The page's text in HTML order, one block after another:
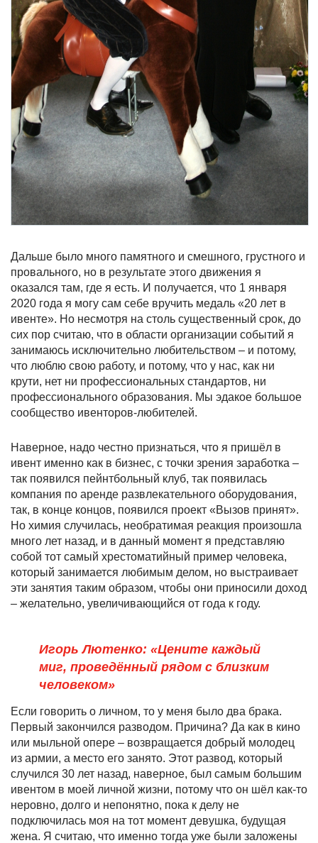
Дальше было много памятного и смешного, грустного и
провального, но в результате этого движения я
оказался там, где я есть. И получается, что 1 января
2020 года я могу сам себе вручить медаль «20 лет в
ивенте». Но несмотря на столь существенный срок, до
сих пор считаю, что в области организации событий я
занимаюсь исключительно любительством – и потому,
что люблю свою работу, и потому, что у нас, как ни
крути, нет ни профессиональных стандартов, ни
профессионального образования. Мы эдакое большое
сообщество ивенторов-любителей.
Наверное, надо честно признаться, что я пришёл в
ивент именно как в бизнес, с точки зрения заработка –
так появился пейнтбольный клуб, так появилась
компания по аренде развлекательного оборудования,
так, в конце концов, появился проект «Вызов принят».
Но химия случилась, необратимая реакция произошла
много лет назад, и в данный момент я представляю
собой тот самый хрестоматийный пример человека,
который занимается любимым делом, но выстраивает
эти занятия таким образом, чтобы они приносили доход
– желательно, увеличивающийся от года к году.
Игорь Лютенко: «Цените каждый
миг, проведённый рядом с близким
человеком»
Если говорить о личном, то у меня было два брака.
Первый закончился разводом. Причина? Да как в кино
или мыльной опере – возвращается добрый молодец
из армии, а место его занято. Этот развод, который
случился 30 лет назад, наверное, был самым большим
ивентом в моей личной жизни, потому что он шёл как-то
неровно, долго и непонятно, пока к делу не
подключилась моя на тот момент девушка, будущая
жена. Я считаю, что именно тогда уже были заложены